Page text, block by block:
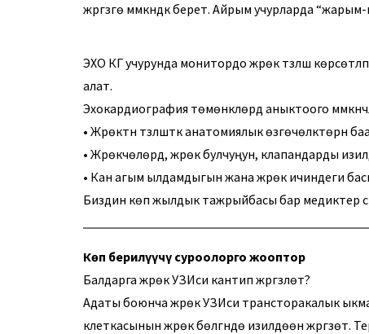
жүргүзүүгө мүмкүндүк берет. Айрым учурларда
ЭХО КГ учурунда монитордо жүрөк түзүлүшү
алат.
Эхокардиография төмөнкүлөрдү аныктоого
• Жүрөктүн түзүлүштүк анатомиялык өзгөчөлүктөрүн
• Жүрөкчөлөрдү, жүрөк булчуңун, клапандарды
• Кан агым ылдамдыгын жана жүрөк ичиндеги
Биздин көп жылдык тажрыйбасы бар медиктер
Көп берилүүчү суроолорго жооптор
Балдарга жүрөк УЗИси кантип жүргүзүлөт?
Адаты боюнча жүрөк УЗИси трансторакалык
клеткасынын жүрөк бөлүгүндө изилдөөнү